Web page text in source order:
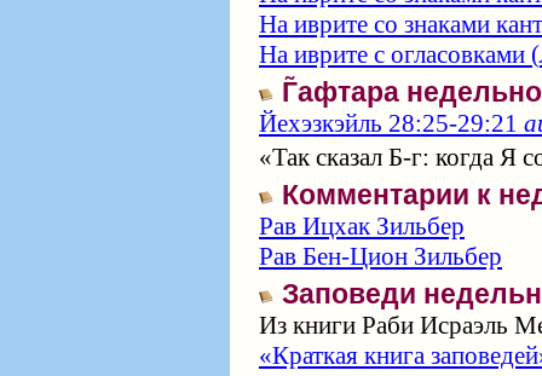
На иврите со знаками
На иврите с огласовками (
Г̃афтара
Йехэзкэйль 28:25-29:21
«Так сказал Б-г: когда Я
Комментарии к
Рав Ицхак Зильбер
Рав Бен-Цион Зильбер
Заповеди
Из книги Раби Исраэль
«Краткая книга